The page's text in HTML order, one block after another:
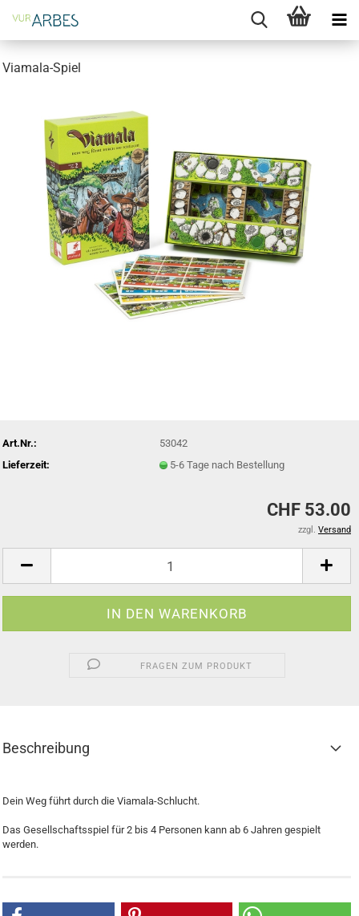
Viamala-Spiel
Art.Nr.:
53042
Lieferzeit:
5-6 Tage nach Bestellung
CHF 53.00
zzgl. Versand
FRAGEN ZUM PRODUKT
Beschreibung
Dein Weg führt durch die Viamala-Schlucht.
Das Gesellschaftsspiel für 2 bis 4 Personen kann ab 6 Jahren gespielt
werden.